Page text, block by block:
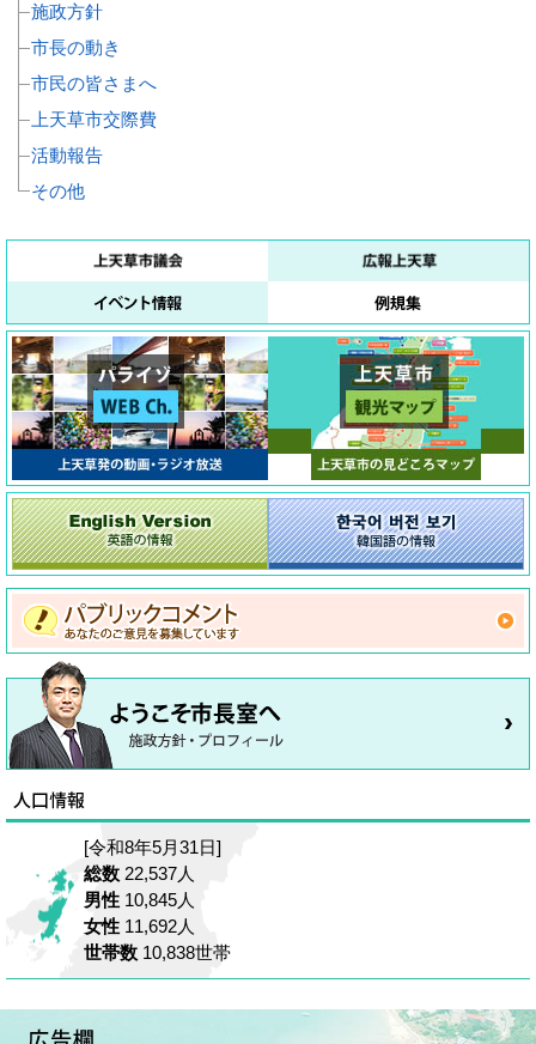
施政方針
市長の動き
市民の皆さまへ
上天草市交際費
活動報告
その他
[令和8年5月31日]
総数 22,537人
男性 10,845人
女性 11,692人
世帯数 10,838世帯